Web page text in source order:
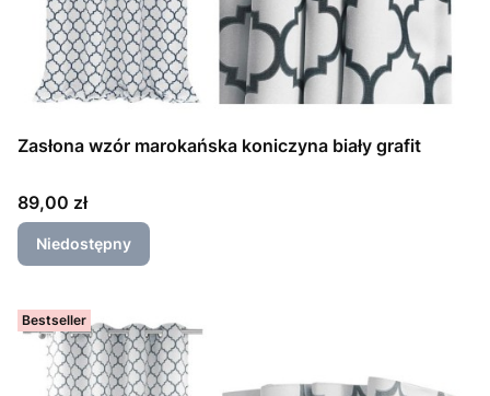
Zasłona wzór marokańska koniczyna biały grafit
Cena
89,00 zł
Niedostępny
Bestseller